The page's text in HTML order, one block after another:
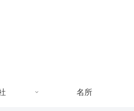
名所